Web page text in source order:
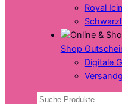
Royal
Shop
Digitale
Suchen